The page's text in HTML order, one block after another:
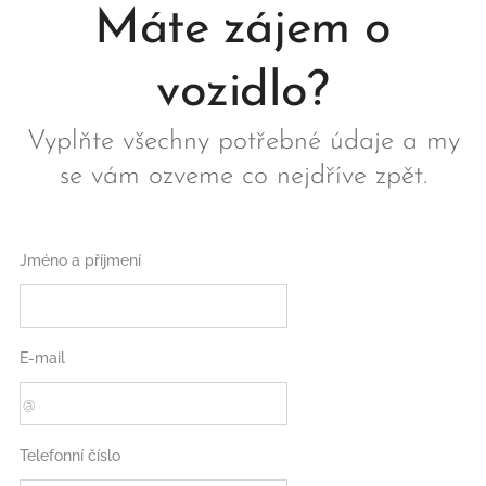
Máte zájem o
vozidlo?
Vyplňte všechny potřebné údaje a my
se vám ozveme co nejdříve zpět.
Jméno a příjmení
E-mail
Telefonní číslo